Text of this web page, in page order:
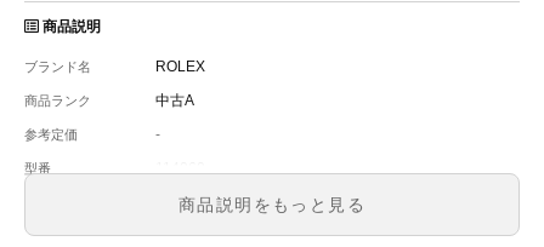
商品説明
ブランド名 ROLEX
商品ランク 中古A
参考定価 -
型番
メンズ
文字盤 ブラック
商品説明をもっと見る